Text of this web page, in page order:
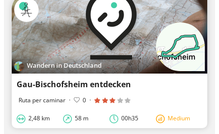
Wandern in Deutschland
Gau-Bischofsheim entdecken
Ruta per caminar · 0 ·
2,48 km 58 m 00h35 Medium